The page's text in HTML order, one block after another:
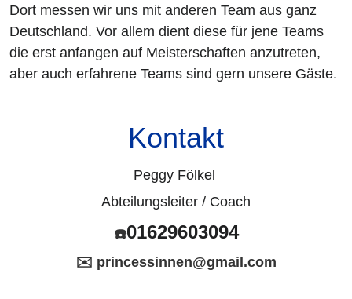
Dort messen wir uns mit anderen Team aus ganz
Deutschland. Vor allem dient diese für jene Teams
die erst anfangen auf Meisterschaften anzutreten,
aber auch erfahrene Teams sind gern unsere Gäste.
Kontakt
Peggy Fölkel
Abteilungsleiter / Coach
☎️01629603094
✉️ princessinnen@gmail.com